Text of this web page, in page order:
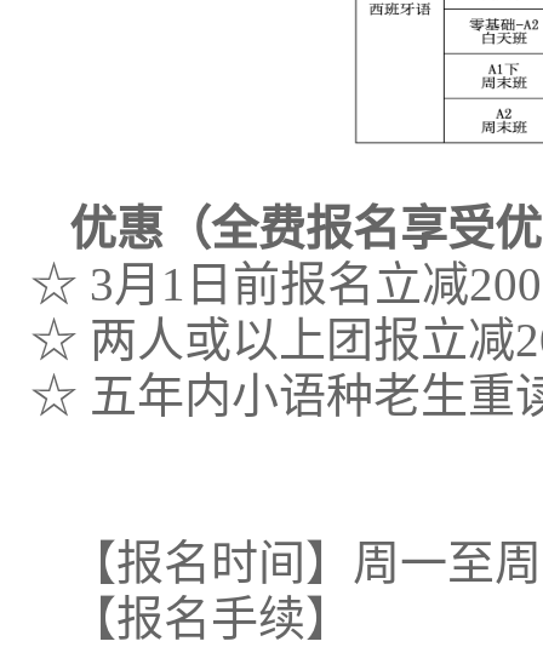
优惠（全费报名享受
☆ 3月1日前报名立减
☆ 两人或以上团报立减
☆ 五年内小语种老生重
【报名时间】周一至
【报名手续】